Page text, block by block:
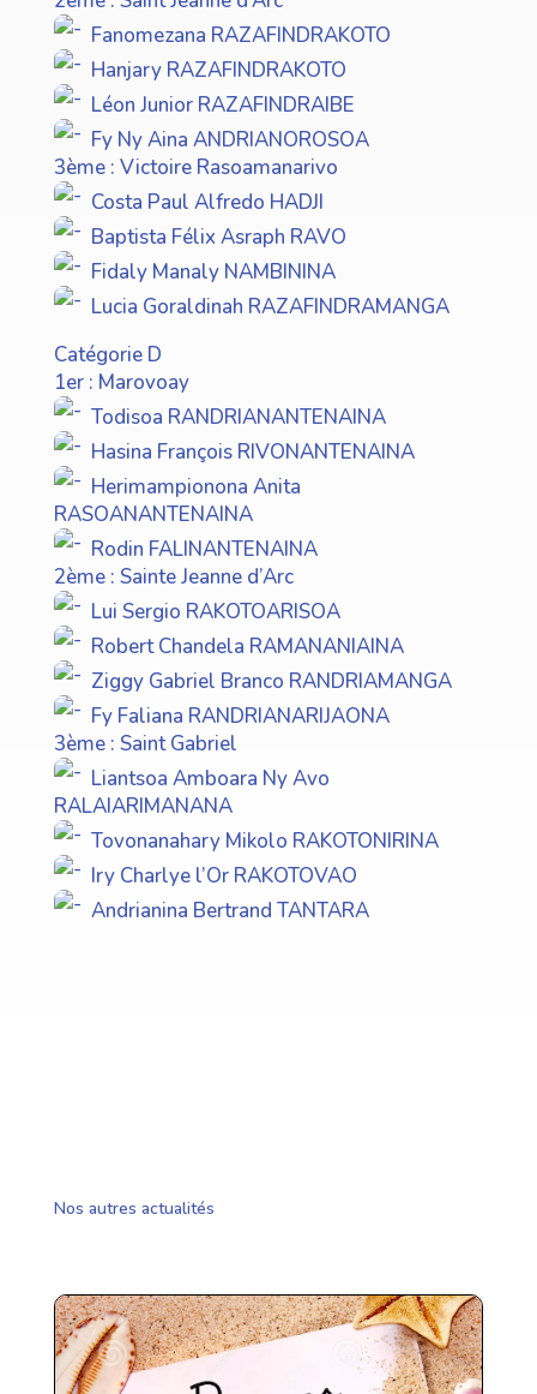
Fanomezana RAZAFINDRAKOTO
Hanjary RAZAFINDRAKOTO
Léon Junior RAZAFINDRAIBE
Fy Ny Aina ANDRIANOROSOA
3ème : Victoire Rasoamanarivo
Costa Paul Alfredo HADJI
Baptista Félix Asraph RAVO
Fidaly Manaly NAMBININA
Lucia Goraldinah RAZAFINDRAMANGA
Catégorie D
1er : Marovoay
Todisoa RANDRIANANTENAINA
Hasina François RIVONANTENAINA
Herimampionona Anita
RASOANANTENAINA
Rodin FALINANTENAINA
2ème : Sainte Jeanne d’Arc
Lui Sergio RAKOTOARISOA
Robert Chandela RAMANANIAINA
Ziggy Gabriel Branco RANDRIAMANGA
Fy Faliana RANDRIANARIJAONA
3ème : Saint Gabriel
Liantsoa Amboara Ny Avo
RALAIARIMANANA
Tovonanahary Mikolo RAKOTONIRINA
Iry Charlye l’Or RAKOTOVAO
Andrianina Bertrand TANTARA
Nos autres actualités